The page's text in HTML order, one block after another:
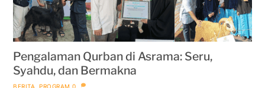
Pengalaman Qurban di Asrama: Seru,
Syahdu, dan Bermakna
BERITA ,PROGRAM 0